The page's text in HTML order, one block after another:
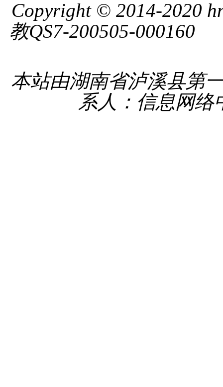
Copyright © 2014-2020
教QS7-200505-000160
本站由湖南省泸溪县第
系人：信息网络